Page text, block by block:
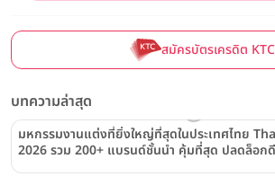
สมัครบัตรเครดิต KTC
บทความล่าสุด
มหกรรมงานแต่งที่ยิ่งใหญ่ที่สุดในประเทศไทย
2026 รวม 200+ แบรนด์ชั้นนำ คุ้มที่สุด ปลดล็อ